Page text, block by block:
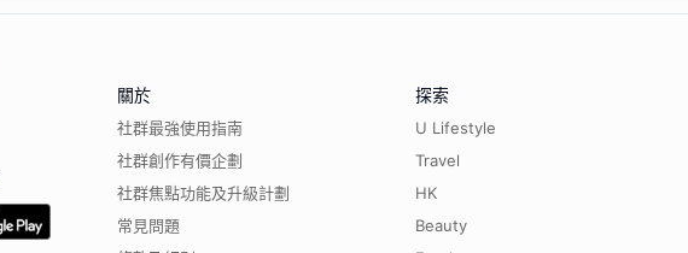
關於
社群最強使用指南
社群創作有價企劃
社群焦點功能及升級計劃
常見問題
探索
U Lifestyle
Travel
HK
Beauty